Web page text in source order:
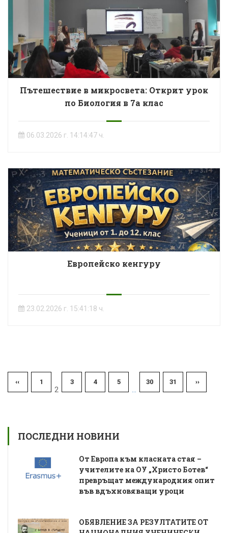
Пътешествие в микросвета: Открит урок
по Биология в 7а клас
06.03.2026 г. 14:14:47 ч.
Европейско кенгуру
23.02.2026 г. 15:41:18 ч.
‹‹ 1
2
3 4 5
...
30 31 ››
ПОСЛЕДНИ НОВИНИ
От Европа към класната стая –
учителите на ОУ „Христо Ботев“
превръщат международния опит
във вдъхновяващи уроци
ОБЯВЛЕНИЕ ЗА РЕЗУЛТАТИТЕ ОТ